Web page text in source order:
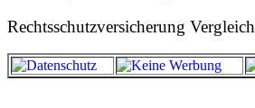
Rechtsschutzversicherung Vergleich